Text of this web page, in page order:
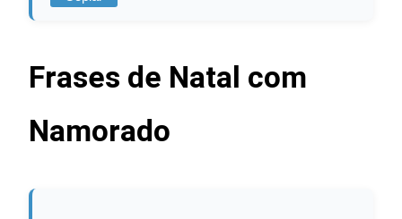
Frases de Natal com
Namorado